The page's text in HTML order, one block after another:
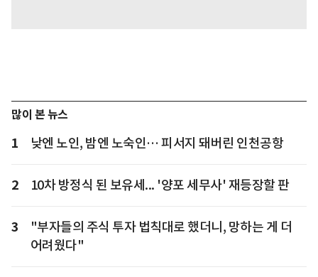
많이 본 뉴스
1 낮엔 노인, 밤엔 노숙인… 피서지 돼버린 인천공항
2 10차 방정식 된 보유세... '양포 세무사' 재등장할 판
3
"부자들의 주식 투자 법칙대로 했더니, 망하는 게 더
어려웠다"